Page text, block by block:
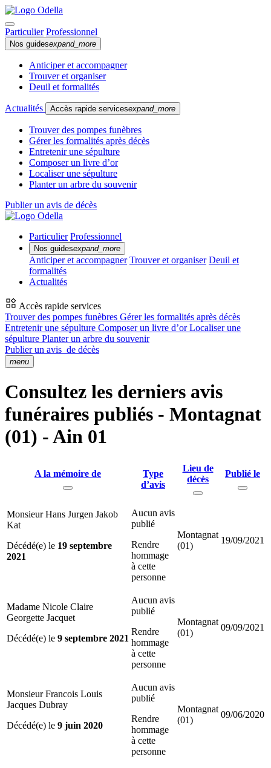
Particulier Professionnel
Nos guidesexpand_more
Anticiper et accompagner
Trouver et organiser
Deuil et formalités
Actualités Accès rapide servicesexpand_more
Trouver des pompes funèbres
Gérer les formalités après décès
Entretenir une sépulture
Composer un livre d’or
Localiser une sépulture
Planter un arbre du souvenir
Publier un avis de décès
Particulier Professionnel
Nos guidesexpand_more
Anticiper et accompagner Trouver et organiser Deuil et
formalités
Actualités
Accès rapide services
Trouver des pompes funèbres Gérer les formalités après décès
Entretenir une sépulture Composer un livre d’orLocaliser une
sépulture Planter un arbre du souvenir
Publier un avis de décès
menu
Consultez les derniers avis
funéraires publiés - Montagnat
(01) - Ain 01
A la mémoire de
Type
d’avis
Lieu de
décès
Publié le
Monsieur Hans Jurgen Jakob
Kat
Décédé(e) le 19 septembre
2021
Aucun avis
publié
Rendre
hommage
à cette
personne
Montagnat
(01)
19/09/2021
Madame Nicole Claire
Georgette Jacquet
Décédé(e) le 9 septembre 2021
Aucun avis
publié
Rendre
hommage
à cette
personne
Montagnat
(01)
09/09/2021
Monsieur Francois Louis
Jacques Dubray
Décédé(e) le 9 juin 2020
Aucun avis
publié
Rendre
hommage
à cette
personne
Montagnat
(01)
09/06/2020